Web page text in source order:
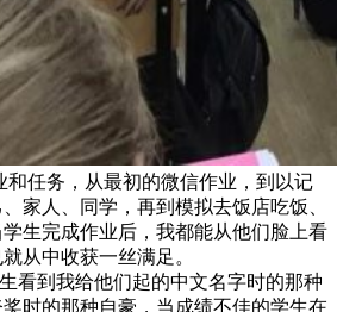
和任务，从最初的微信作业，到以记
家人、同学，再到模拟去饭店吃饭、
生完成作业后，我都能从他们脸上看
从中收获一丝满足。
到我给他们起的中文名字时的那种
时的那种自豪，当成绩不佳的学生在